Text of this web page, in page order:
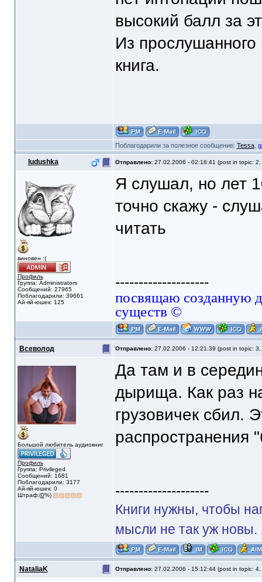
высокий балл за
Из
книга.
Поблагодарили за полезное сообщение: Tessa,
Iudushka Отправлено: 27.02.2006 - 02:18:41 (post in topic: 2,
виновен :(
Профиль
Группа: Administrators
Сообщений: 27965
Поблагодарили: 39661
Ай-яй-юшек: 125
Я слушал, но лет
точно скажу -
читать
--------------------
посвящаю созданную
существ ©
Всеволод Отправлено: 27.02.2006 - 12:21:39 (post in topic: 3,
Большой любитель аудиокниг
Профиль
Группа: Privileged
Сообщений: 1681
Поблагодарили: 3177
Ай-яй-юшек: 0
Штраф:(0%)
Да там и в
дырища. Как раз
грузовичек сбил.
распространения
--------------------
Книги нужны, чтобы
мысли не так уж новы.
NataliaK Отправлено: 27.02.2006 - 15:12:44 (post in topic: 4,